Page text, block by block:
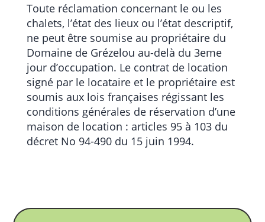
Toute réclamation concernant le ou les
chalets, l’état des lieux ou l’état descriptif,
ne peut être soumise au propriétaire du
Domaine de Grézelou au-delà du 3eme
jour d’occupation. Le contrat de location
signé par le locataire et le propriétaire est
soumis aux lois françaises régissant les
conditions générales de réservation d’une
maison de location : articles 95 à 103 du
décret No 94-490 du 15 juin 1994.